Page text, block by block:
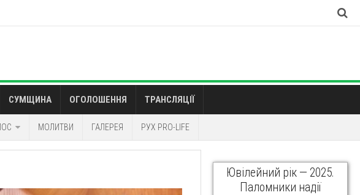
СУМЩИНА ОГОЛОШЕННЯ ТРАНСЛЯЦІЇ
МОЛИТВИ ГАЛЕРЕЯ РУХ PRO-LIFE
Ювілейний рік — 2025.
Паломники надії